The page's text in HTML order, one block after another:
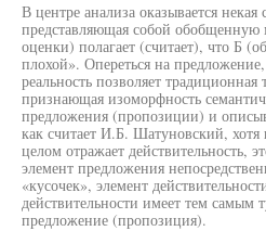
В центре анализа оказывается некая
представляющая собой обобщенную
оценки) полагает (считает), что Б
плохой». Опереться на
реальность позволяет
признающая изоморфность
предложения (пропозиции) и
как считает И.Б. Шатуновский,
целом отражает действительность,
элемент предложения
«кусочек», элемент
действительности имеет тем самым
предложение (пропозиция).